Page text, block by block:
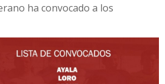
ha convocado a los